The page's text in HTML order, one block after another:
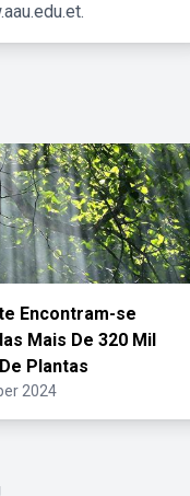
Encontram-se
Mais De 320 Mil
Plantas
2024